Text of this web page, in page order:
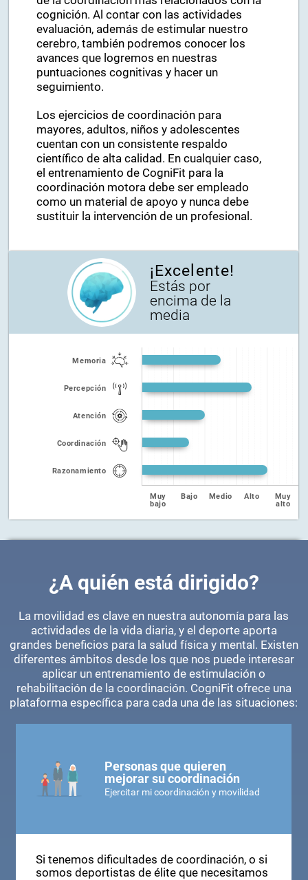
cognición. Al contar con las actividades
evaluación, además de estimular nuestro
cerebro, también podremos conocer los
avances que logremos en nuestras
puntuaciones cognitivas y hacer un
seguimiento.
Los ejercicios de coordinación para
mayores, adultos, niños y adolescentes
cuentan con un consistente respaldo
científico de alta calidad. En cualquier caso,
el entrenamiento de CogniFit para la
coordinación motora debe ser empleado
como un material de apoyo y nunca debe
sustituir la intervención de un profesional.
¡Excelente!
Estás por
encima de la
media
Memoria
Percepción
Atención
Coordinación
Razonamiento
Muy
bajo
Bajo Medio Alto
Muy
alto
¿A quién está dirigido?
La movilidad es clave en nuestra autonomía para las
actividades de la vida diaria, y el deporte aporta
grandes beneficios para la salud física y mental. Existen
diferentes ámbitos desde los que nos puede interesar
aplicar un entrenamiento de estimulación o
rehabilitación de la coordinación. CogniFit ofrece una
plataforma específica para cada una de las situaciones:
Personas que quieren
mejorar su coordinación
Ejercitar mi coordinación y movilidad
Si tenemos dificultades de coordinación, o si
somos deportistas de élite que necesitamos